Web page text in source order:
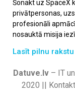
Šonakt uz SpaceX
privātpersonas,
profesionāli
nosauktā misija
Lasīt pilnu rakstu
Datuve.lv– IT
2020 ||